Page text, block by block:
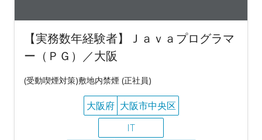
【実務数年経験者】Ｊａｖａプログラマ
ー（ＰＧ）／大阪
(受動喫煙対策)敷地内禁煙 (正社員)
大阪府 大阪市中央区
IT